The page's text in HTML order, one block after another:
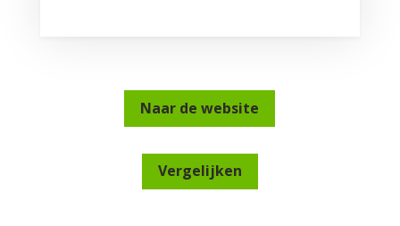
Naar de website
Vergelijken